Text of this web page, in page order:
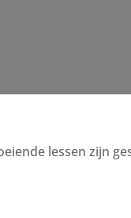
lessen zijn